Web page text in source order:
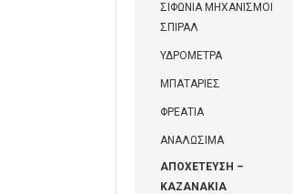
ΣΙΦΩΝΙΑ ΜΗΧΑΝΙΣΜΟΙ
ΣΠΙΡΑΛ
ΥΔΡΟΜΕΤΡΑ
ΜΠΑΤΑΡΙΕΣ
ΦΡΕΑΤΙΑ
ΑΝΑΛΩΣΙΜΑ
ΑΠΟΧΕΤΕΥΣΗ –
ΚΑΖΑΝΑΚΙΑ